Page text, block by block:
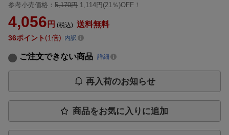
参考小売価格： 5,170円 1,114円(21％)OFF！
4,056 円 (税込) 送料無料
36ポイント 1倍 内訳
ご注文できない商品 詳細
再入荷のお知らせ
商品をお気に入りに追加